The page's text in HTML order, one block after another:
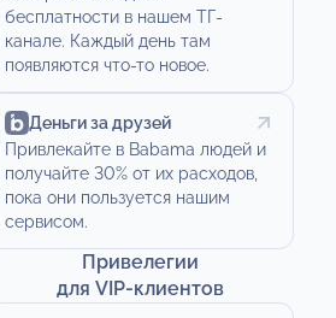
бесплатности в нашем ТГ-
канале. Каждый день там
появляются что-то новое.
Деньги за друзей
Привлекайте в Babama людей и
получайте 30% от их расходов,
пока они пользуется нашим
сервисом.
Привелегии
для VIP-клиентов